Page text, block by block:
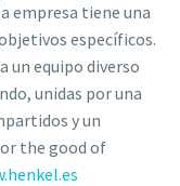
empresa tiene una
específicos.
un equipo diverso
unidas por una
y un
the good of